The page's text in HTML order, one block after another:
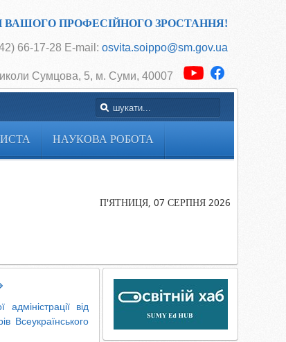
ВАШОГО ПРОФЕСІЙНОГО ЗРОСТАННЯ!
66-17-28 E-mail: osvita.soippo@sm.gov.ua
Сумцова, 5, м. Суми, 40007
НАУКОВА РОБОТА
П'ЯТНИЦЯ, 07 СЕРПНЯ 2026
від
Всеукраїнського